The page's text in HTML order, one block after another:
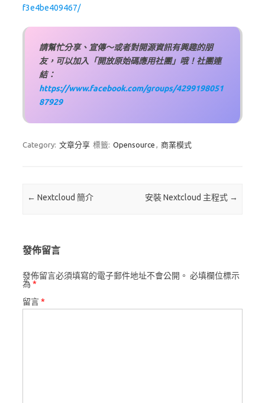
f3e4be409467/
請幫忙分享、宣傳～或者對開源資訊有興趣的朋
友，可以加入「開放原始碼應用社團」哦！社團連
結：
https://www.facebook.com/groups/4299198051
87929
Category: 文章分享 標籤: Opensource , 商業模式
Post navigation
← Nextcloud 簡介 安裝 Nextcloud 主程式 →
發佈留言
發佈留言必須填寫的電子郵件地址不會公開。 必填欄位標示
為 *
留言*